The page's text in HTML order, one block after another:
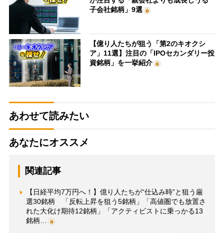
子会社銘柄」9選
【億り人たちが狙う「第2のキオクシ
ア」11選】注目の「IPOセカンダリー投
資銘柄」を一挙紹介
あわせて読みたい
あなたにオススメ
関連記事
【日経平均7万円へ！】億り人たちが“仕込み時”と狙う厳
選30銘柄 「反転上昇を狙う5銘柄」「高値圏でも放置さ
れた大化け期待12銘柄」「アクティビストに乗っかる13
銘柄…